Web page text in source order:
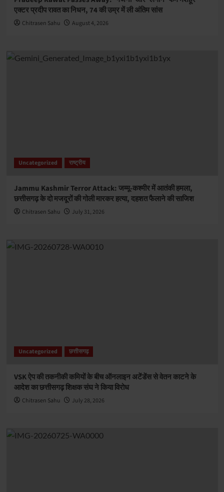
एक्टर प्रदीप रावत का निधन, 74 की उम्र में ली अंतिम सांस
Chitrasen Sahu August 4, 2026
Uncategorized राष्ट्रीय
Jammu Kashmir Terror Attack: जम्मू-कश्मीर में आतंकी हमला,
छत्तीसगढ़ के दो मजदूरों की गोली मारकर हत्या, दहशत फैलाने की साजिश
Chitrasen Sahu July 31, 2026
Uncategorized छत्तीसगढ़
VSK ऐप की तकनीकी कमियों के बीच ऑनलाइन अटेंडेंस से वेतन काटने के
आदेश का छत्तीसगढ़ शिक्षक संघ ने किया विरोध
Chitrasen Sahu July 28, 2026